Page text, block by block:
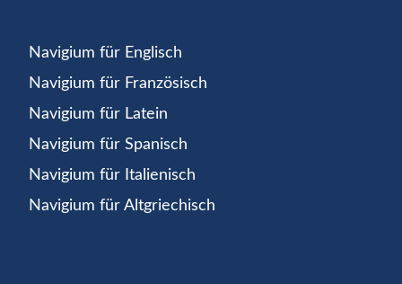
Navigium für Englisch
Navigium für Französisch
Navigium für Latein
Navigium für Spanisch
Navigium für Italienisch
Navigium für Altgriechisch